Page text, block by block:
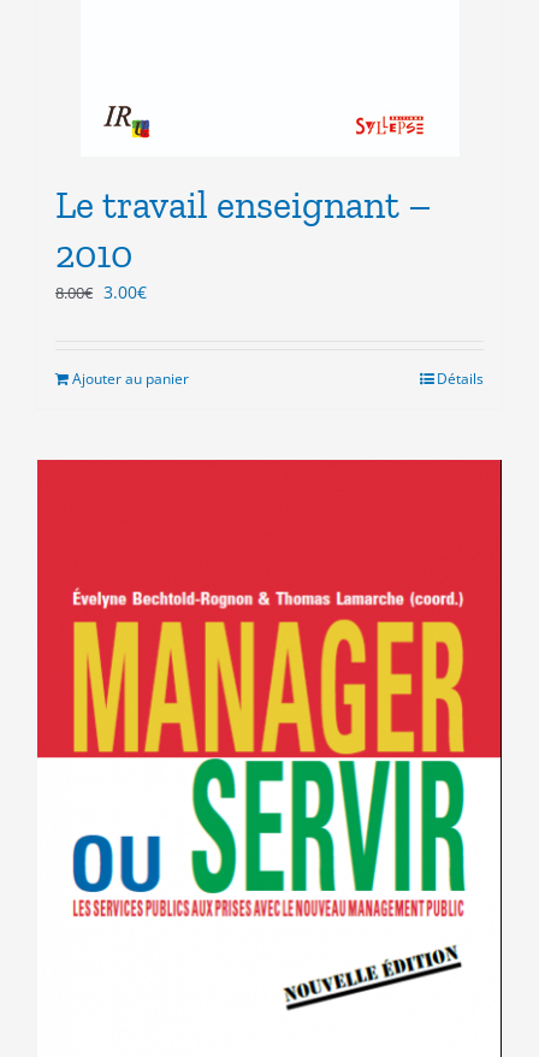
Le travail enseignant –
2010
8.00€ Le
3.00€Le
est :
Ajouter au panier Détails